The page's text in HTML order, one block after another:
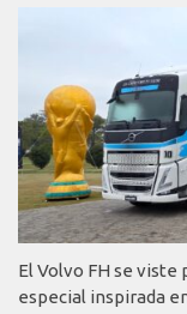
El Volvo FH se viste
especial inspirada